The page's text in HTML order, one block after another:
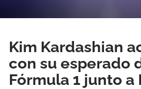
Kim Kardashian
con su esperado
Fórmula 1 junto